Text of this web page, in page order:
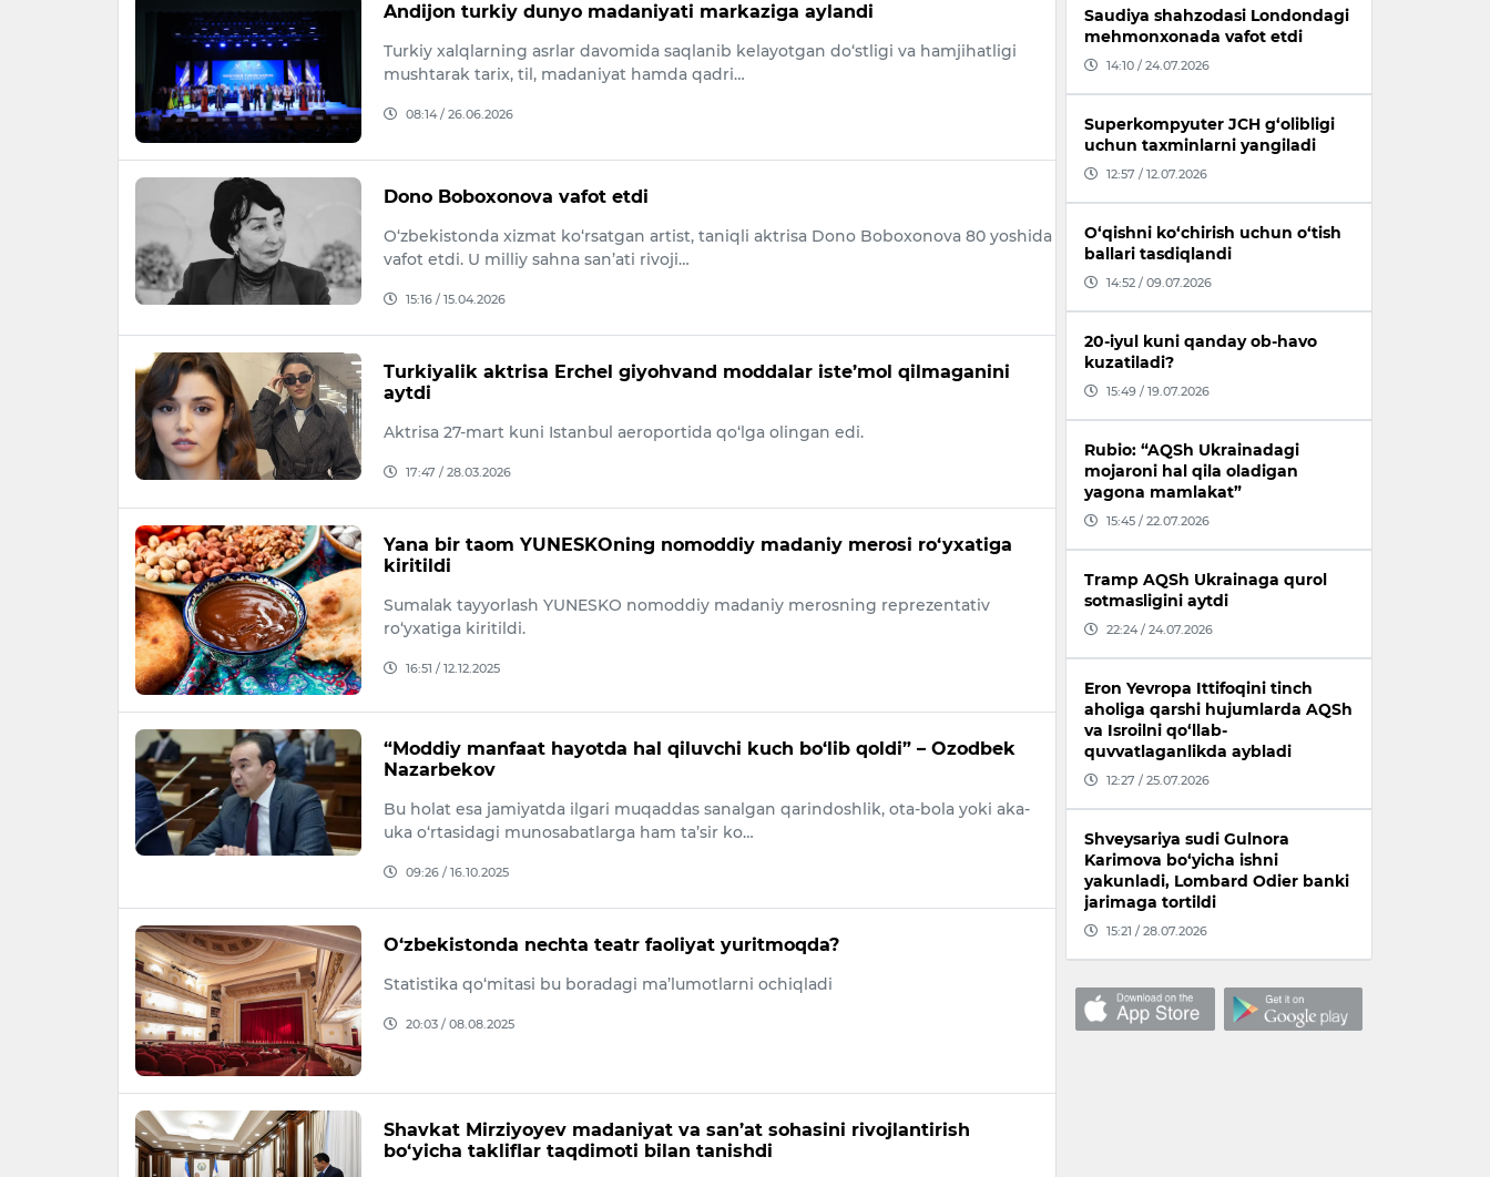
Andijon turkiy dunyo madaniyati markaziga aylandi
Turkiy xalqlarning asrlar davomida saqlanib kelayotgan do‘stligi va hamjihatligi
mushtarak tarix, til, madaniyat hamda qadri…
08:14 / 26.06.2026
Dono Boboxonova vafot etdi
O‘zbekistonda xizmat ko‘rsatgan artist, taniqli aktrisa Dono Boboxonova 80 yoshida
vafot etdi. U milliy sahna san’ati rivoji…
15:16 / 15.04.2026
Turkiyalik aktrisa Erchel giyohvand moddalar iste’mol qilmaganini
aytdi
Aktrisa 27-mart kuni Istanbul aeroportida qo‘lga olingan edi.
17:47 / 28.03.2026
Yana bir taom YUNESKOning nomoddiy madaniy merosi ro‘yxatiga
kiritildi
Sumalak tayyorlash YUNESKO nomoddiy madaniy merosning reprezentativ
ro‘yxatiga kiritildi.
16:51 / 12.12.2025
“Moddiy manfaat hayotda hal qiluvchi kuch bo‘lib qoldi” – Ozodbek
Nazarbekov
Bu holat esa jamiyatda ilgari muqaddas sanalgan qarindoshlik, ota-bola yoki aka-
uka o‘rtasidagi munosabatlarga ham ta’sir ko…
09:26 / 16.10.2025
O‘zbekistonda nechta teatr faoliyat yuritmoqda?
Statistika qo‘mitasi bu boradagi ma’lumotlarni ochiqladi
20:03 / 08.08.2025
Shavkat Mirziyoyev madaniyat va san’at sohasini rivojlantirish
bo‘yicha takliflar taqdimoti bilan tanishdi
Saudiya shahzodasi Londondagi
mehmonxonada vafot etdi
14:10 / 24.07.2026
Superkompyuter JCH g‘olibligi
uchun taxminlarni yangiladi
12:57 / 12.07.2026
O‘qishni ko‘chirish uchun o‘tish
ballari tasdiqlandi
14:52 / 09.07.2026
20-iyul kuni qanday ob-havo
kuzatiladi?
15:49 / 19.07.2026
Rubio: “AQSh Ukrainadagi
mojaroni hal qila oladigan
yagona mamlakat”
15:45 / 22.07.2026
Tramp AQSh Ukrainaga qurol
sotmasligini aytdi
22:24 / 24.07.2026
Eron Yevropa Ittifoqini tinch
aholiga qarshi hujumlarda AQSh
va Isroilni qo‘llab-
quvvatlaganlikda aybladi
12:27 / 25.07.2026
Shveysariya sudi Gulnora
Karimova bo‘yicha ishni
yakunladi, Lombard Odier banki
jarimaga tortildi
15:21 / 28.07.2026